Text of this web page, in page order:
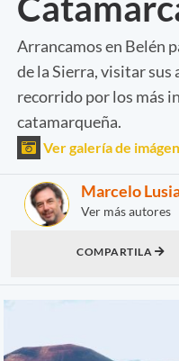
Arrancamos en Belén
de la Sierra, visitar sus
recorrido por los más
catamarqueña.
Ver galería de
Marcelo
Ver más autores
COMPARTILA